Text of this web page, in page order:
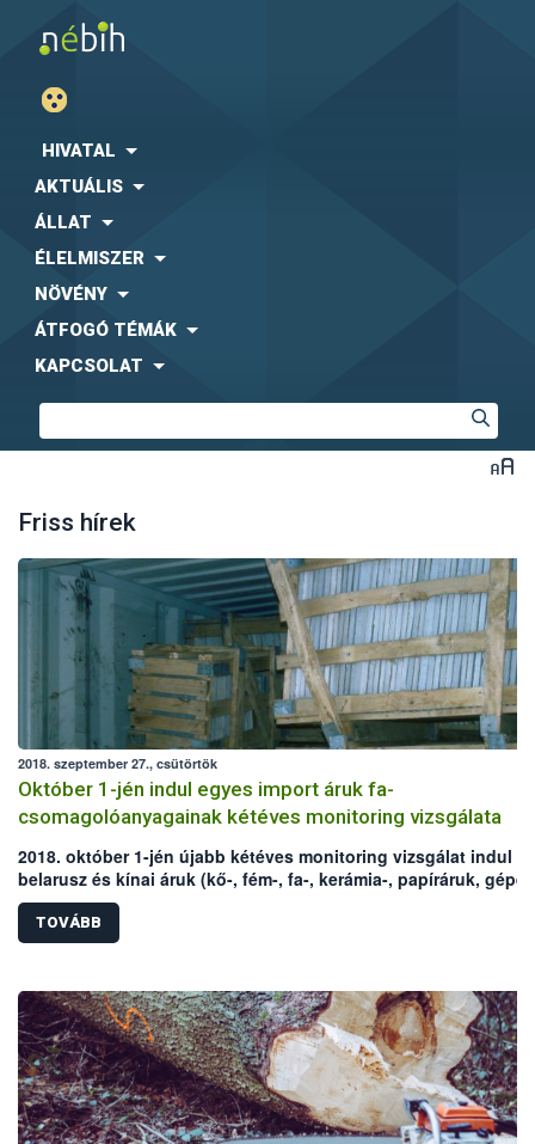
HIVATAL
AKTUÁLIS
ÁLLAT
ÉLELMISZER
NÖVÉNY
ÁTFOGÓ TÉMÁK
KAPCSOLAT
Friss hírek
2018. szeptember 27., csütörtök
Október 1-jén indul egyes import áruk fa-
csomagolóanyagainak kétéves monitoring vizsgálata
2018. október 1-jén újabb kétéves monitoring vizsgálat indul
belarusz és kínai áruk (kő-, fém-, fa-, kerámia-, papíráruk,
alkatrészek) fa-csomagolóanyagaira vonatkozóan. A vizsgálat
újbóli elrendelését az elmúlt évek negatív ellenőrzési
indokolták. Az Európai Bizottság egyúttal az ellenőrzött áruk
TOVÁBB